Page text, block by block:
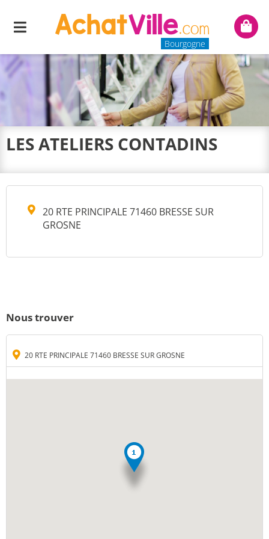
Menu
Bourgogne
Mon
LES ATELIERS CONTADINS
20 RTE PRINCIPALE 71460 BRESSE SUR
GROSNE
Nous trouver
20 RTE PRINCIPALE 71460 BRESSE SUR GROSNE